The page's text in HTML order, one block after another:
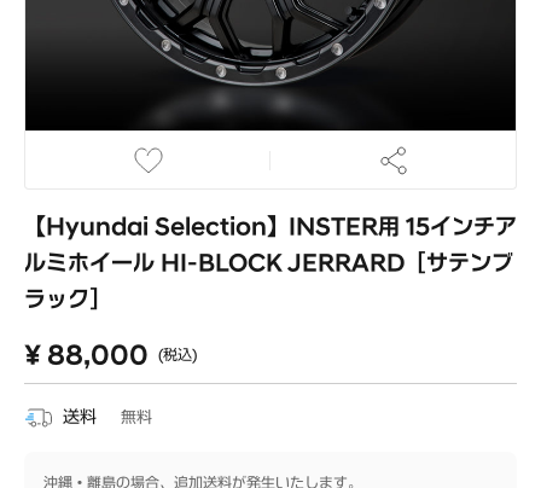
【Hyundai Selection】INSTER用 15インチア
ルミホイール HI-BLOCK JERRARD［サテンブ
ラック］
¥ 88,000 (税込)
送料 無料
沖縄・離島の場合、追加送料が発生いたします。